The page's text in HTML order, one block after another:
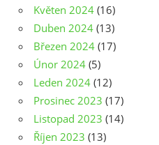
Květen 2024 (16)
Duben 2024 (13)
Březen 2024 (17)
Únor 2024 (5)
Leden 2024 (12)
Prosinec 2023 (17)
Listopad 2023 (14)
Říjen 2023 (13)